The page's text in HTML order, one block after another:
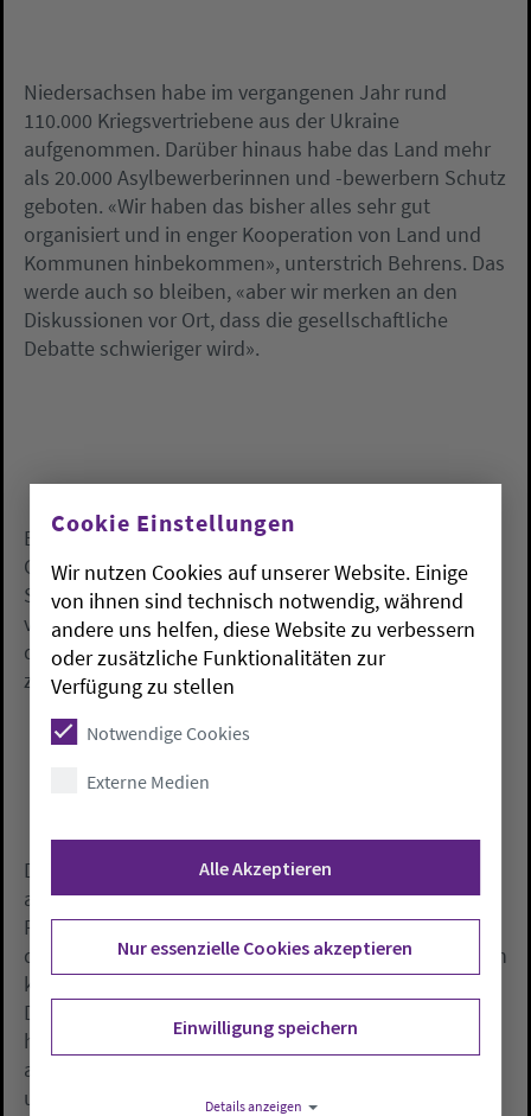
Niedersachsen habe im vergangenen Jahr rund
110.000 Kriegsvertriebene aus der Ukraine
aufgenommen. Darüber hinaus habe das Land mehr
als 20.000 Asylbewerberinnen und -bewerbern Schutz
geboten. «Wir haben das bisher alles sehr gut
organisiert und in enger Kooperation von Land und
Kommunen hinbekommen», unterstrich Behrens. Das
werde auch so bleiben, «aber wir merken an den
Diskussionen vor Ort, dass die gesellschaftliche
Debatte schwieriger wird».
Behrens forderte den Bund und EU zum Handeln auf.
Geflüchtete müssten fairer auf die einzelnen EU-
Staaten verteilt werden. Zudem müsse im Rahmen
von Rücknahmeabkommen dafür gesorgt werden,
dass Menschen, die die Asylgründe nicht erfüllen,
zurückführt werden können.
Derzeit lebten in Niedersachsen viele Menschen mit
abgelehnten Asylanträgen, die aufgrund fehlender
Pässe oder mangelnder Bereitschaft zur Rücknahme
durch die Herkunftsländer nicht abgeschoben werden
könnten. «Das Asylrecht ist ein hohes Gut in
Deutschland, insbesondere auch aus unserer
historischen Verantwortung heraus. Wenn es aber
ausgehöhlt wird, dann ist das ein Problem»,
unterstrich Behrens.
Cookie Einstellungen
Wir nutzen Cookies auf unserer Website. Einige
von ihnen sind technisch notwendig, während
andere uns helfen, diese Website zu verbessern
oder zusätzliche Funktionalitäten zur
Verfügung zu stellen
Notwendige Cookies
Externe Medien
Alle Akzeptieren
Nur essenzielle Cookies akzeptieren
Einwilligung speichern
Details anzeigen